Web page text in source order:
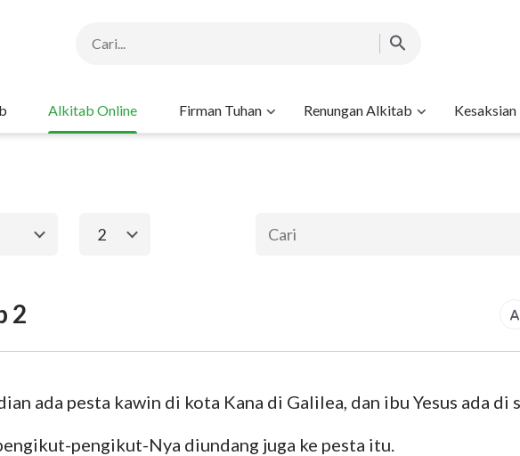
Alkitab Online Firman Tuhan Renungan Alkitab
Bilangan
Yosua
Lukas Yohanes
Kisah
2
2
ada pesta kawin di kota Kana di Galilea, dan ibu Yesus ada di
pengikut-Nya diundang juga ke pesta itu.